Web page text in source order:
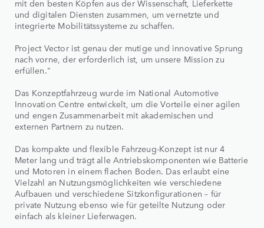
mit den besten Köpfen aus der Wissenschaft, Lieferkette
und digitalen Diensten zusammen, um vernetzte und
integrierte Mobilitätssysteme zu schaffen.
Project Vector ist genau der mutige und innovative Sprung
nach vorne, der erforderlich ist, um unsere Mission zu
erfüllen."
Das Konzeptfahrzeug wurde im National Automotive
Innovation Centre entwickelt, um die Vorteile einer agilen
und engen Zusammenarbeit mit akademischen und
externen Partnern zu nutzen.
Das kompakte und flexible Fahrzeug-Konzept ist nur 4
Meter lang und trägt alle Antriebskomponenten wie Batterie
und Motoren in einem flachen Boden. Das erlaubt eine
Vielzahl an Nutzungsmöglichkeiten wie verschiedene
Aufbauen und verschiedene Sitzkonfigurationen – für
private Nutzung ebenso wie für geteilte Nutzung oder
einfach als kleiner Lieferwagen.